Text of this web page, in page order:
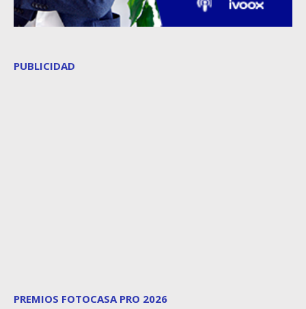
PUBLICIDAD
PREMIOS FOTOCASA PRO 2026